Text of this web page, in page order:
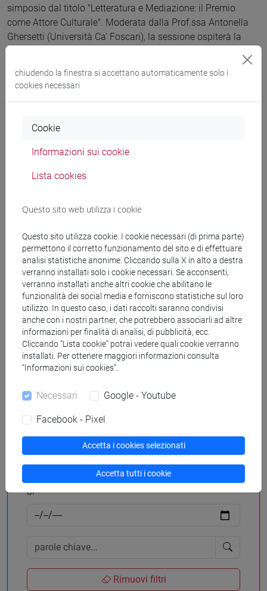
simposio dal titolo "Letteratura e Mediazione: il Premio
come Attore Culturale". Moderata dalla Prof.ssa Antonella
Ghersetti (Università Ca' Foscari), la sessione ospiterà la
Book Award". Il programma proseguirà con la tavola
illustre gruppo di vincitori del Sheikh Zayed Book Award, tra
al-Saadi (Università di Tunisi) e Marco Di Branco (Sapienza
che vedrà la delegazione fare tappa anche a Bologna (11–
tre dei principali centri italiani di studi arabi riflette l'impegno
comune nel promuovere la ricerca, rafforzare gli scambi
accademici e approfondire il dialogo interculturale.
condividi su:
Cerca in agenda
dal
al
Rimuovi filtri
chiudendo la finestra si accettano automaticamente solo i
cookies necessari
Cookie
Informazioni sui cookie
Lista cookies
Questo sito web utilizza i cookie
Questo sito utilizza cookie. I cookie necessari (di prima parte)
permettono il corretto funzionamento del sito e di effettuare
analisi statistiche anonime. Cliccando sulla X in alto a destra
verranno installati solo i cookie necessari. Se acconsenti,
verranno installati anche altri cookie che abilitano le
funzionalità dei social media e forniscono statistiche sul loro
utilizzo. In questo caso, i dati raccolti saranno condivisi
anche con i nostri partner, che potrebbero associarli ad altre
informazioni per finalità di analisi, di pubblicità, ecc.
Cliccando “Lista cookie” potrai vedere quali cookie verranno
installati. Per ottenere maggiori informazioni consulta
“Informazioni sui cookies”.
Necessari Google - Youtube
Facebook - Pixel
Accetta i cookies selezionati
Accetta tutti i cookie